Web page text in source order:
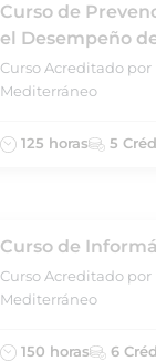
Curso de
el Desempeño
Curso Acreditado
Mediterráneo
125 horas 5
Curso de
Curso Acreditado
Mediterráneo
150 horas 6